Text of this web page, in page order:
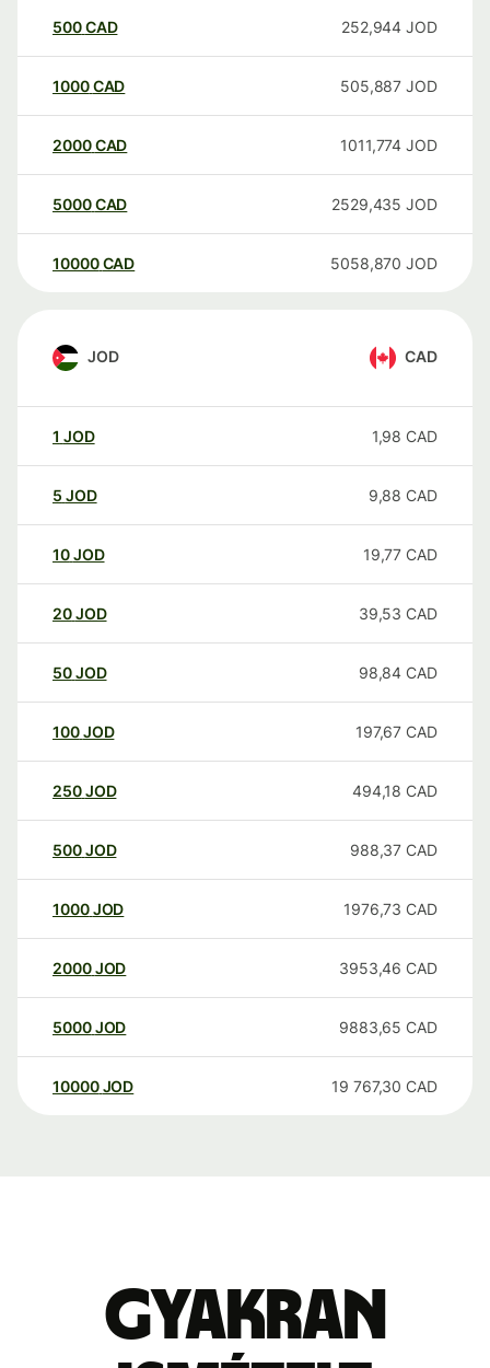
500CAD 252,944 JOD
1000CAD 505,887 JOD
2000CAD 1011,774 JOD
5000CAD 2529,435 JOD
10000 CAD 5058,870 JOD
JOD CAD
1 JOD 1,98 CAD
5 JOD 9,88 CAD
10JOD 19,77 CAD
20JOD 39,53 CAD
50JOD 98,84 CAD
100JOD 197,67 CAD
250JOD 494,18 CAD
500JOD 988,37 CAD
1000JOD 1976,73 CAD
2000JOD 3953,46 CAD
5000JOD 9883,65 CAD
10000 JOD 19 767,30 CAD
Gyakran